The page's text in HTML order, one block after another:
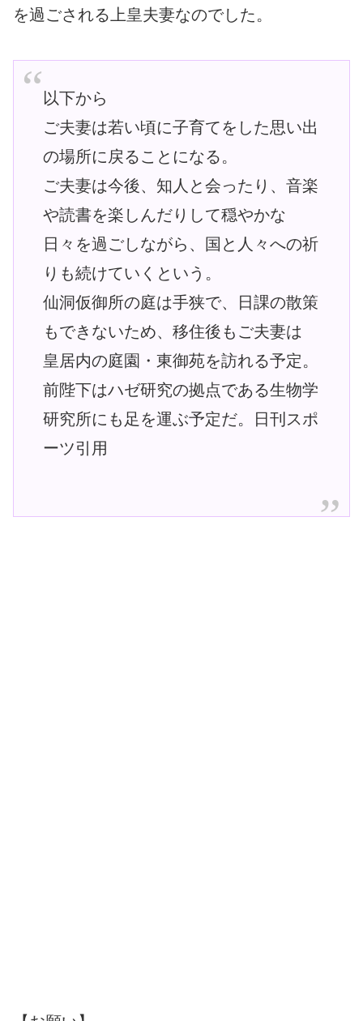
を過ごされる上皇夫妻なのでした。
以下から
ご夫妻は若い頃に子育てをした思い出
の場所に戻ることになる。
ご夫妻は今後、知人と会ったり、音楽
や読書を楽しんだりして穏やかな
日々を過ごしながら、国と人々への祈
りも続けていくという。
仙洞仮御所の庭は手狭で、日課の散策
もできないため、移住後もご夫妻は
皇居内の庭園・東御苑を訪れる予定。
前陛下はハゼ研究の拠点である生物学
研究所にも足を運ぶ予定だ。日刊スポ
ーツ引用